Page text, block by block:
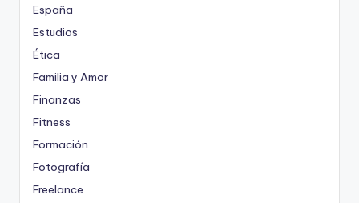
España
Estudios
Ética
Familia y Amor
Finanzas
Fitness
Formación
Fotografía
Freelance